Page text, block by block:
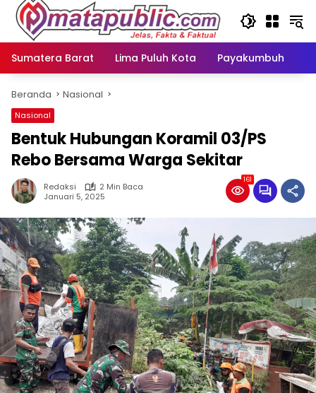
Langsung
konten
Sumatera Barat
Lima Puluh Kota Payakumbuh
Beranda Nasional
Nasional
Bentuk Hubungan Koramil 03/PS
Rebo Bersama Warga Sekitar
Redaksi
2 Min Baca
Januari 5, 2025
161